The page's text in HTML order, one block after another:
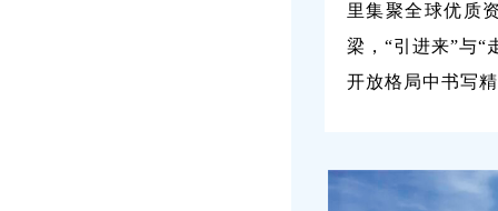
里集聚全球优质
梁，“引进来”与“
开放格局中书写